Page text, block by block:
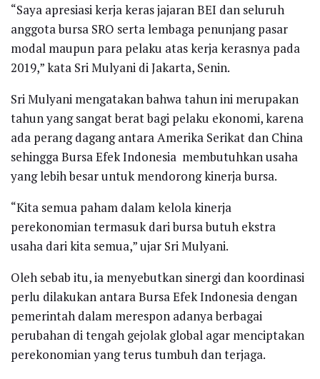
“Saya apresiasi kerja keras jajaran BEI dan seluruh
anggota bursa SRO serta lembaga penunjang pasar
modal maupun para pelaku atas kerja kerasnya pada
2019,” kata Sri Mulyani di Jakarta, Senin.
Sri Mulyani mengatakan bahwa tahun ini merupakan
tahun yang sangat berat bagi pelaku ekonomi, karena
ada perang dagang antara Amerika Serikat dan China
sehingga Bursa Efek Indonesia membutuhkan usaha
yang lebih besar untuk mendorong kinerja bursa.
“Kita semua paham dalam kelola kinerja
perekonomian termasuk dari bursa butuh ekstra
usaha dari kita semua,” ujar Sri Mulyani.
Oleh sebab itu, ia menyebutkan sinergi dan koordinasi
perlu dilakukan antara Bursa Efek Indonesia dengan
pemerintah dalam merespon adanya berbagai
perubahan di tengah gejolak global agar menciptakan
perekonomian yang terus tumbuh dan terjaga.